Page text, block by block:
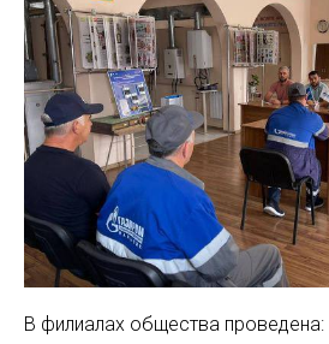
В филиалах общества проведена: